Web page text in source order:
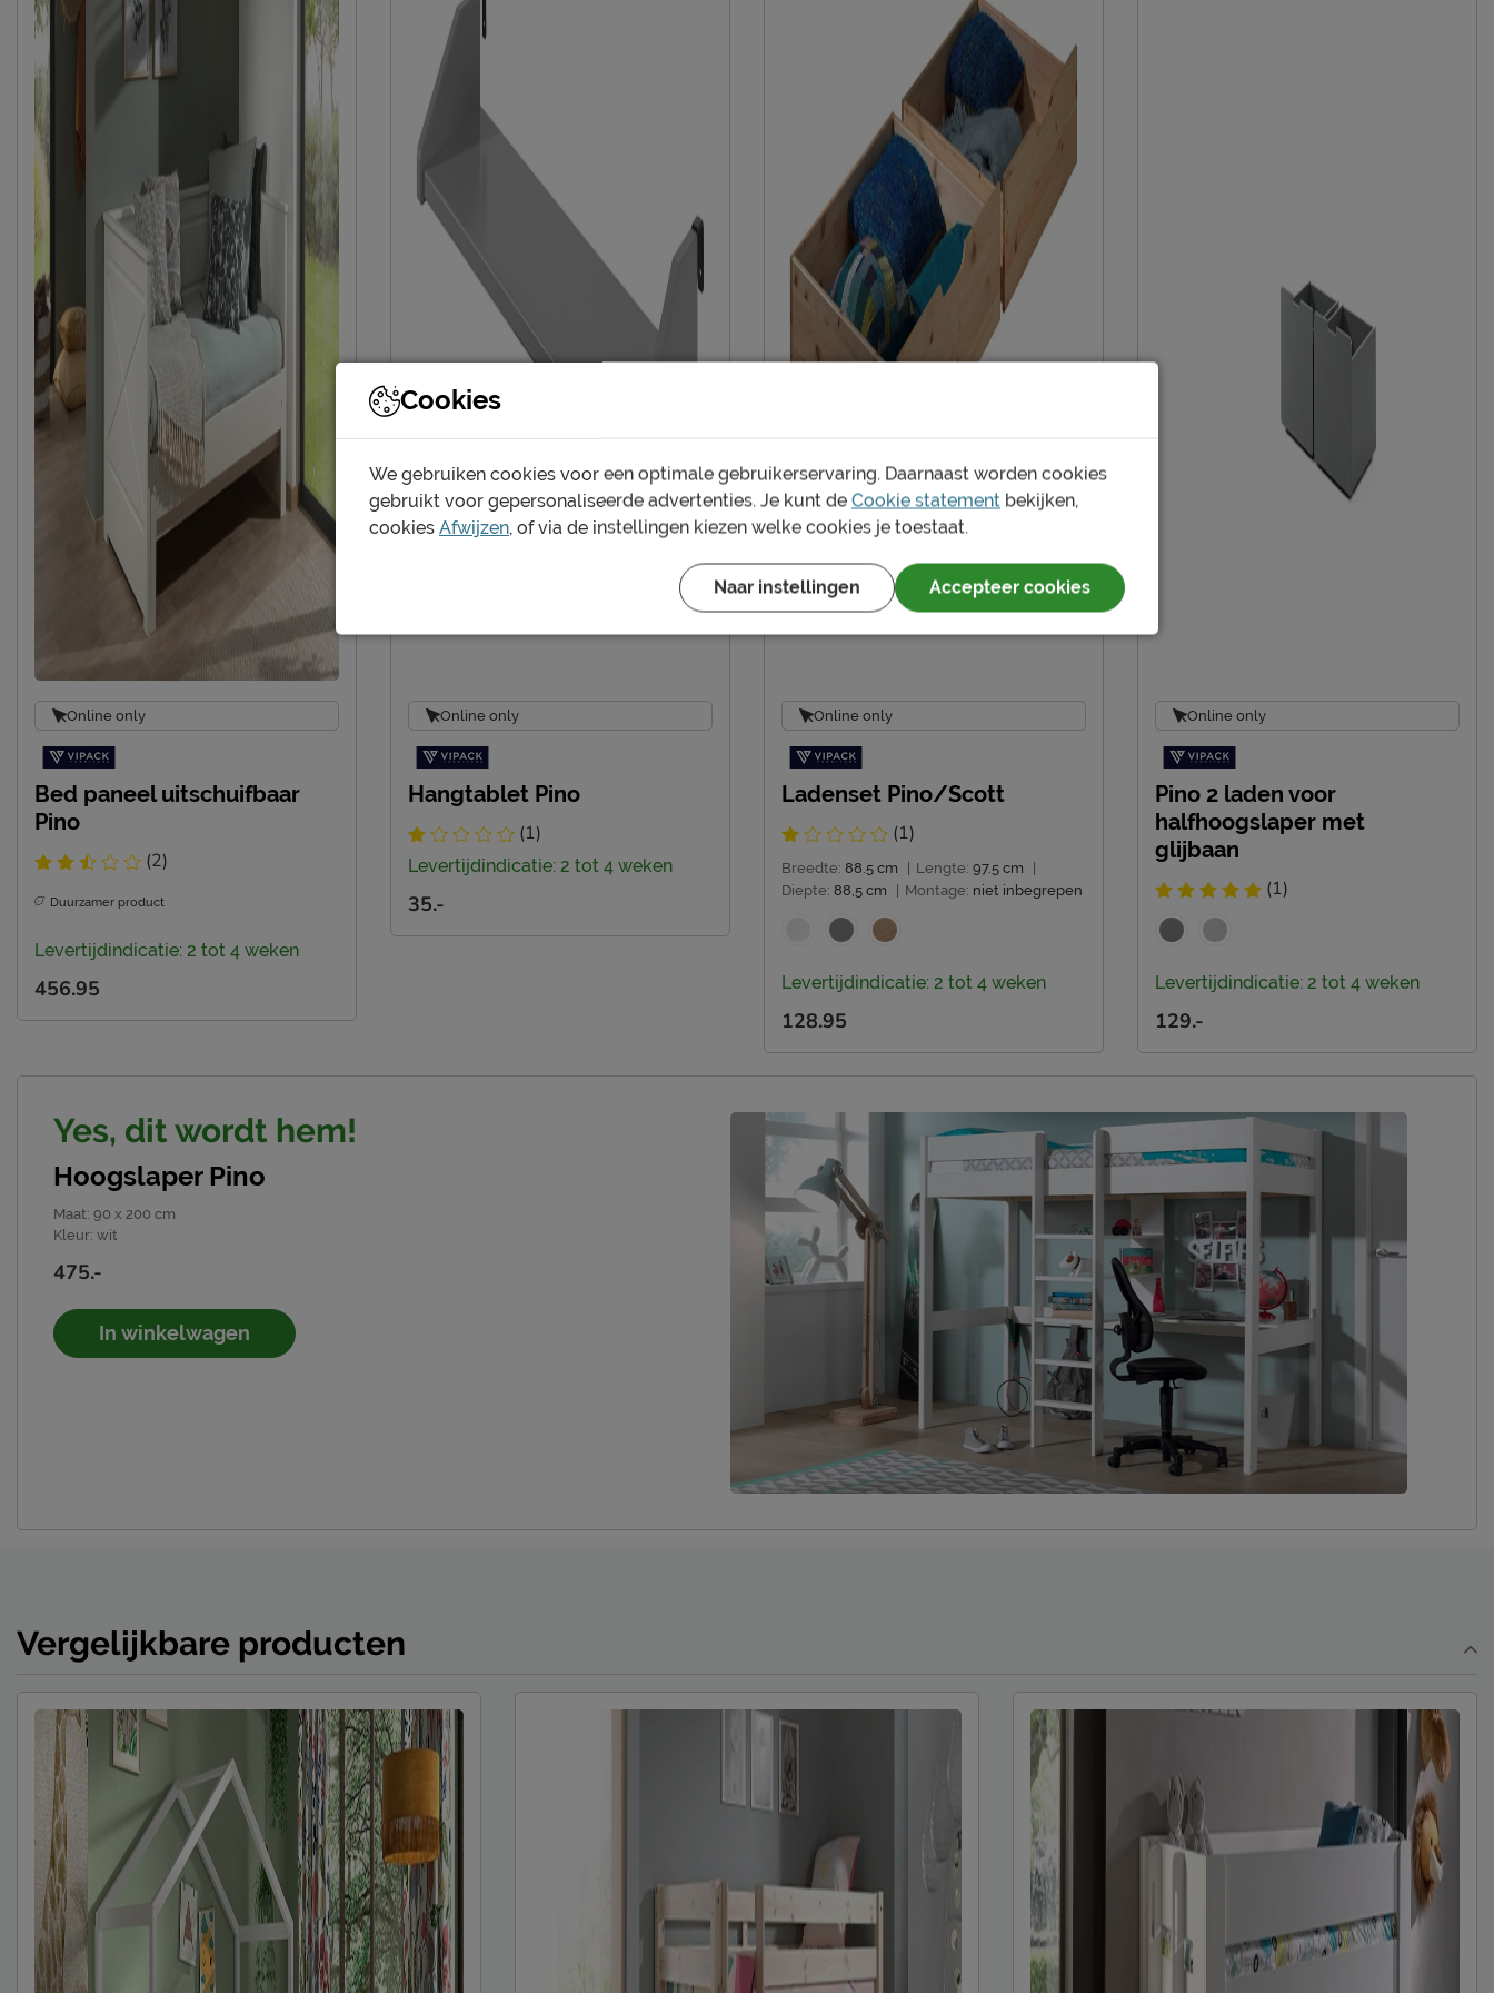
Leveranciersinformatie
Locatie
Emailadres
Online only
Bed paneel uitschuifbaar
Pino
(2)
Duurzamer product
Levertijdindicatie: 2 tot 4 weken
456.95
Online only
Hangtablet Pino
(1)
Levertijdindicatie: 2 tot 4 weken
35.-
Online only
Ladenset Pino/Scott
(1)
Breedte: 88.5 cm Lengte: 97.5 cm
Diepte: 88,5 cm Montage: niet inbegrepen
Levertijdindicatie: 2 tot 4 weken
128.95
Online only
Pino 2 laden voor
halfhoogslaper met
glijbaan
(1)
Levertijdindicatie: 2 tot 4 weken
129.-
Yes, dit wordt hem!
Hoogslaper Pino
Maat: 90 x 200 cm
Kleur: wit
475.-
In winkelwagen
Vergelijkbare producten
Cookies
We gebruiken cookies voor een optimale gebruikerservaring. Daarnaast worden cookies
gebruikt voor gepersonaliseerde advertenties. Je kunt de Cookie statement bekijken,
cookies Afwijzen, of via de instellingen kiezen welke cookies je toestaat.
Naar instellingen Accepteer cookies